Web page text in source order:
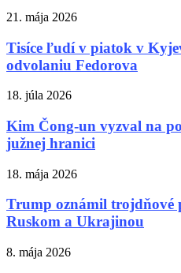
21. mája 2026
Tisíce ľudí v piatok v
odvolaniu Fedorova
18. júla 2026
Kim Čong-un vyzval na
južnej hranici
18. mája 2026
Trump oznámil trojdňové
Ruskom a Ukrajinou
8. mája 2026